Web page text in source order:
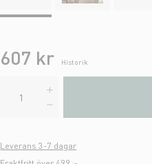
607 kr Historik
Leverans 3-7 dagar